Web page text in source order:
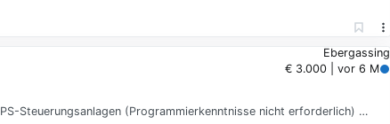
Ebergassing
€ 3.000 | vor 6 M
Steuerungsanlagen (Programmierkenntnisse nicht erforderlich) …